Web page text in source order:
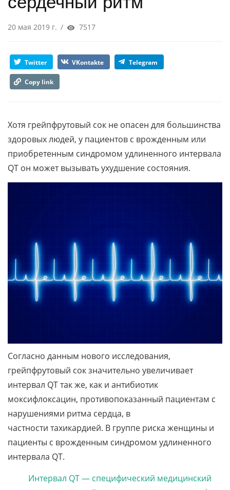
20 мая 2019 г. / 7517
Twitter VKontakte Telegram
Copy link
Хотя грейпфрутовый сок не опасен для большинства
здоровых людей, у пациентов с врожденным или
приобретенным синдромом удлиненного интервала
QT он может вызывать ухудшение состояния.
Согласно данным нового исследования,
грейпфрутовый сок значительно увеличивает
интервал QT так же, как и антибиотик
моксифлоксацин, противопоказанный пациентам с
нарушениями ритма сердца, в
частности тахикардией. В группе риска женщины и
пациенты с врожденным синдромом удлиненного
интервала QT.
Интервал QT — специфический медицинский